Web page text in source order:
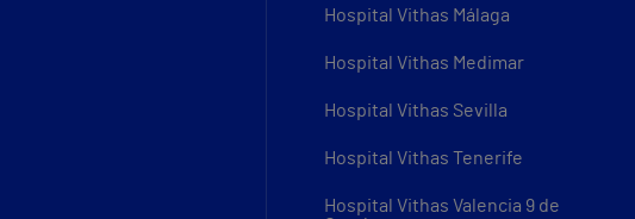
Hospital Vithas Málaga
Hospital Vithas Medimar
Hospital Vithas Sevilla
Hospital Vithas Tenerife
Hospital Vithas Valencia 9 de